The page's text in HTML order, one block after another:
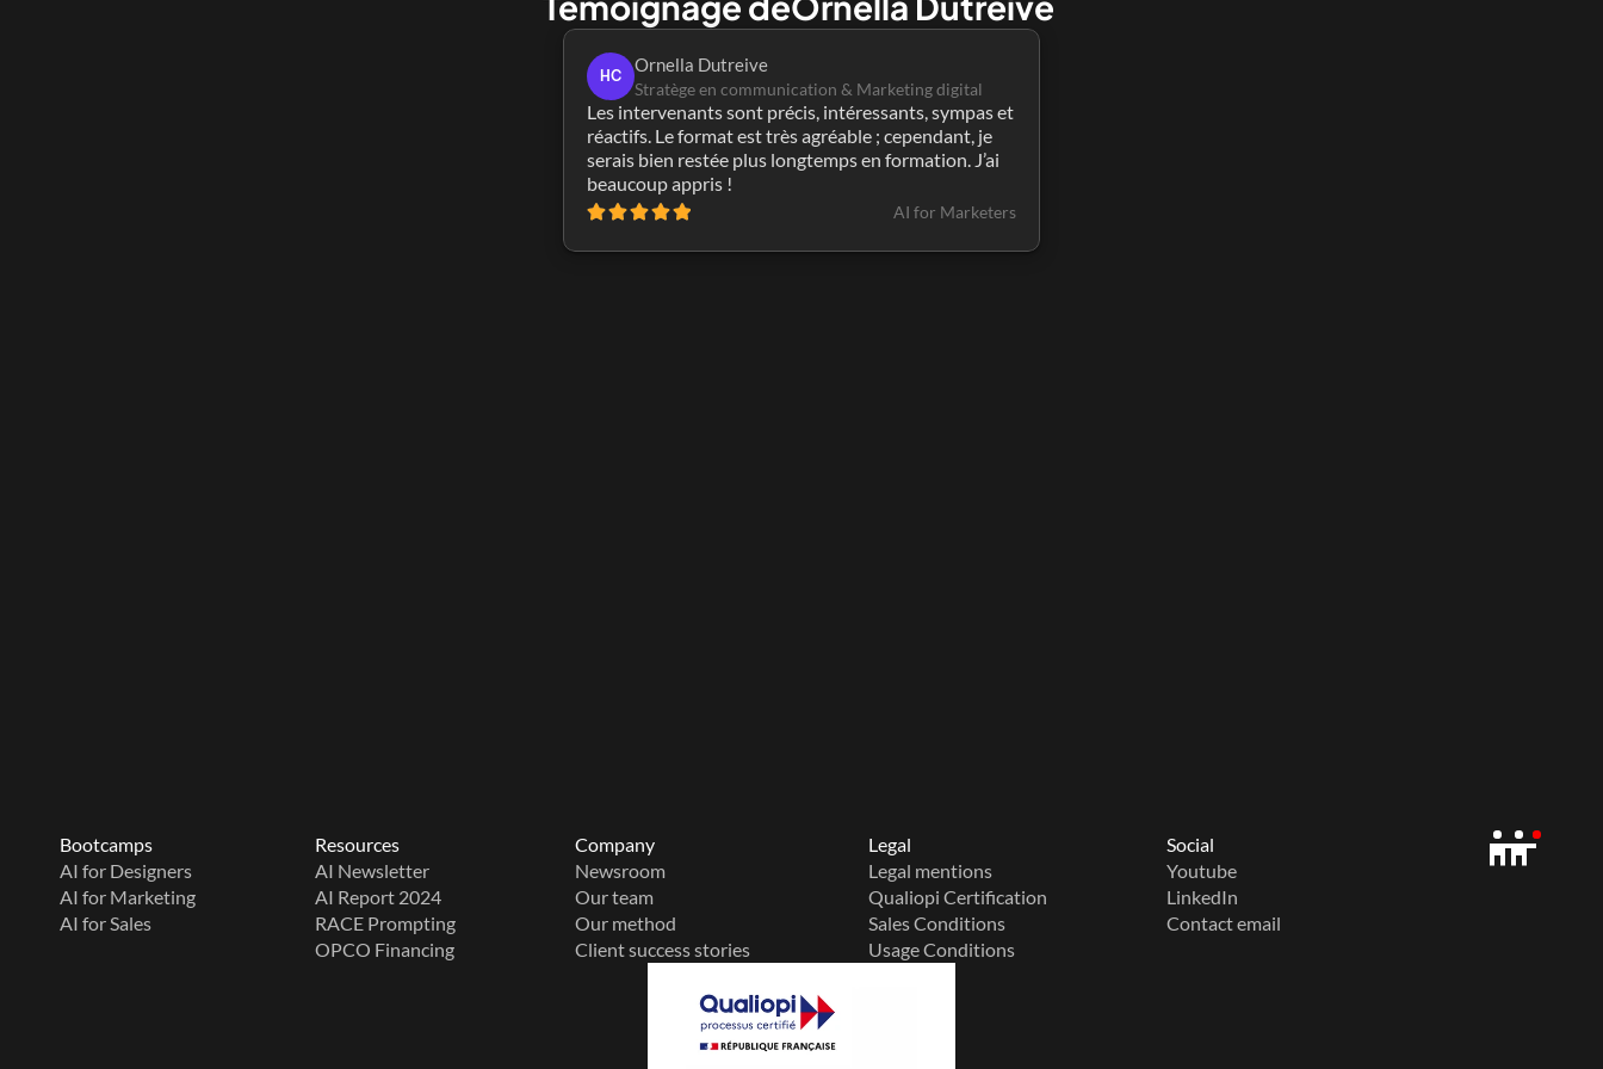
HC
Ornella Dutreive
Stratège en communication & Marketing digital
Les intervenants sont précis, intéressants, sympas et
réactifs. Le format est très agréable ; cependant, je
serais bien restée plus longtemps en formation. J’ai
beaucoup appris !
AI for Marketers
Bootcamps
AI for Designers
AI for Marketing
AI for Sales
Resources
AI Newsletter
AI Report 2024
RACE Prompting
OPCO Financing
Company
Newsroom
Our team
Our method
Client success stories
Legal
Legal mentions
Qualiopi Certification
Sales Conditions
Usage Conditions
Social
Youtube
LinkedIn
Contact email